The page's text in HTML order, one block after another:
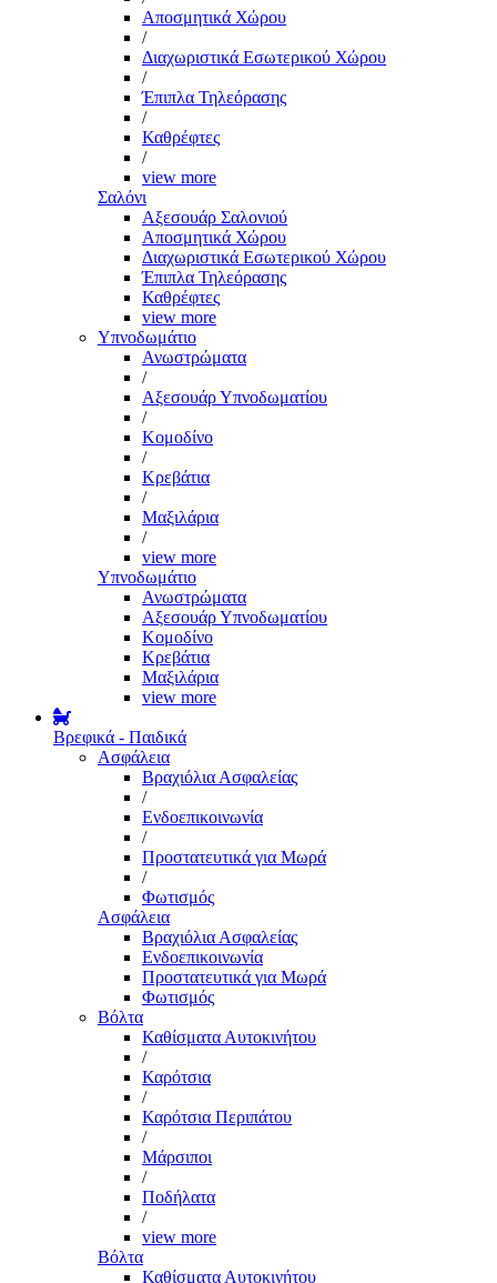
Αποσμητικά Χώρου
/
Διαχωριστικά Εσωτερικού Χώρου
/
Έπιπλα Τηλεόρασης
/
Καθρέφτες
/
view more
Σαλόνι
Αξεσουάρ Σαλονιού
Αποσμητικά Χώρου
Διαχωριστικά Εσωτερικού Χώρου
Έπιπλα Τηλεόρασης
Καθρέφτες
view more
Υπνοδωμάτιο
Ανωστρώματα
/
Αξεσουάρ Υπνοδωματίου
/
Κομοδίνο
/
Κρεβάτια
/
Μαξιλάρια
/
view more
Υπνοδωμάτιο
Ανωστρώματα
Αξεσουάρ Υπνοδωματίου
Κομοδίνο
Κρεβάτια
Μαξιλάρια
view more
Βρεφικά - Παιδικά
Ασφάλεια
Βραχιόλια Ασφαλείας
/
Ενδοεπικοινωνία
/
Προστατευτικά για Μωρά
/
Φωτισμός
Ασφάλεια
Βραχιόλια Ασφαλείας
Ενδοεπικοινωνία
Προστατευτικά για Μωρά
Φωτισμός
Βόλτα
Καθίσματα Αυτοκινήτου
/
Καρότσια
/
Καρότσια Περιπάτου
/
Μάρσιποι
/
Ποδήλατα
/
view more
Βόλτα
Καθίσματα Αυτοκινήτου